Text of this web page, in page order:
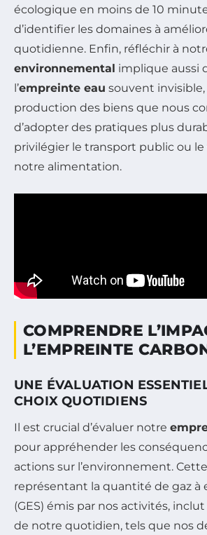
écologique en moins de 10
d’identifier les domaines à
quotidienne. Enfin, réfléchir à
environnemental implique aussi
l’empreinte eau souvent invisible,
production des biens que nous
d’adopter des pratiques plus
privilégier le transport public ou
notre alimentation.
COMPRENDRE
L’EMPREINTE
UNE ÉVALUATION
CHOIX QUOTIDIENS
Il est crucial d’évaluer notre
pour appréhender les
actions sur l’environnement.
représentant la quantité de gaz à
(GES) émis par nos activités,
de notre quotidien, tels que nos